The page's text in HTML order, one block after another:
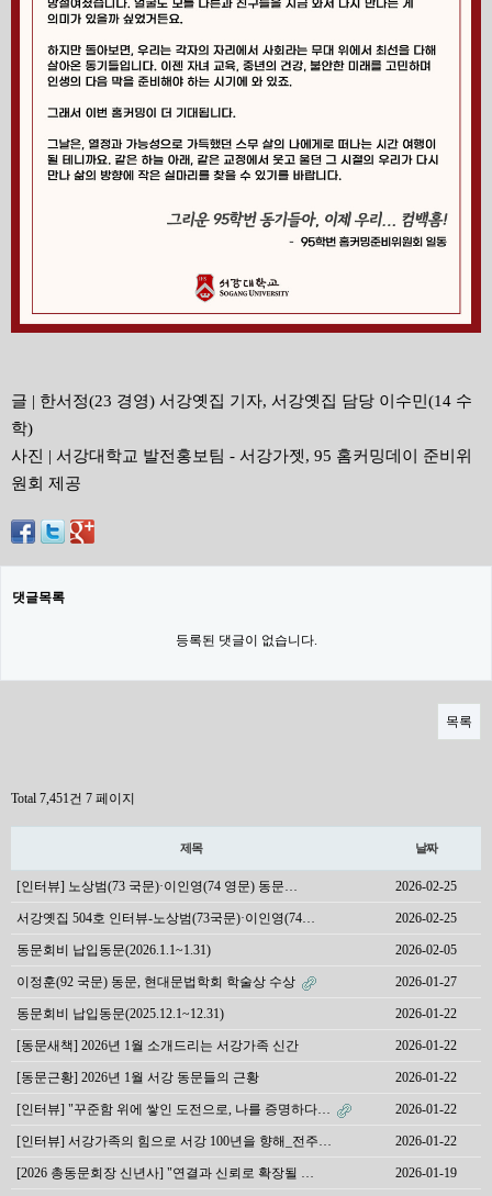
글 | 한서정(23 경영) 서강옛집 기자, 서강옛집 담당 이수민(14 수
학)
사진 | 서강대학교 발전홍보팀 - 서강가젯, 95 홈커밍데이 준비위
원회 제공
댓글목록
등록된 댓글이 없습니다.
목록
Total 7,451건 7 페이지
제목 날짜
[인터뷰] 노상범(73 국문)·이인영(74 영문) 동문… 2026-02-25
서강옛집 504호 인터뷰-노상범(73국문)·이인영(74… 2026-02-25
동문회비 납입동문(2026.1.1~1.31) 2026-02-05
이정훈(92 국문) 동문, 현대문법학회 학술상 수상 2026-01-27
동문회비 납입동문(2025.12.1~12.31) 2026-01-22
[동문새책] 2026년 1월 소개드리는 서강가족 신간 2026-01-22
[동문근황] 2026년 1월 서강 동문들의 근황 2026-01-22
[인터뷰] "꾸준함 위에 쌓인 도전으로, 나를 증명하다… 2026-01-22
[인터뷰] 서강가족의 힘으로 서강 100년을 향해_전주… 2026-01-22
[2026 총동문회장 신년사] "연결과 신뢰로 확장될 … 2026-01-19